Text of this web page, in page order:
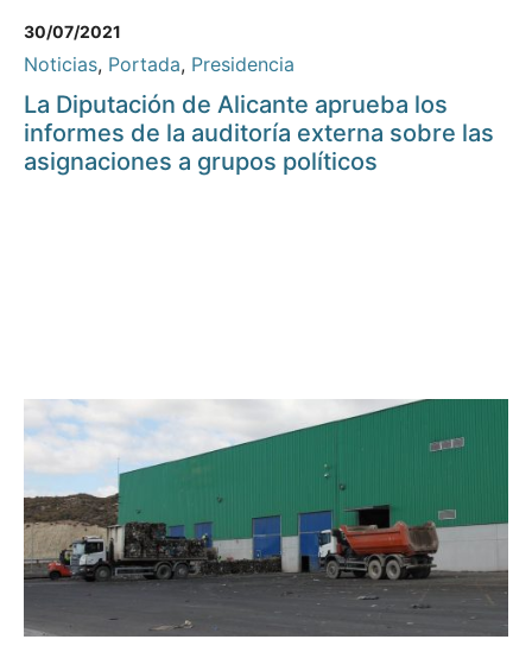
30/07/2021
Noticias, Portada, Presidencia
La Diputación de Alicante aprueba los
informes de la auditoría externa sobre las
asignaciones a grupos políticos